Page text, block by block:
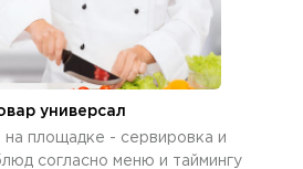
универсал
на площадке - сервировка и
согласно меню и таймингу